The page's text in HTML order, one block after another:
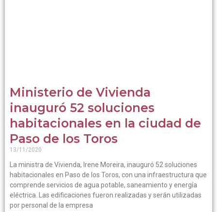
Ministerio de Vivienda
inauguró 52 soluciones
habitacionales en la ciudad de
Paso de los Toros
13/11/2020
La ministra de Vivienda, Irene Moreira, inauguró 52 soluciones
habitacionales en Paso de los Toros, con una infraestructura que
comprende servicios de agua potable, saneamiento y energía
eléctrica. Las edificaciones fueron realizadas y serán utilizadas
por personal de la empresa